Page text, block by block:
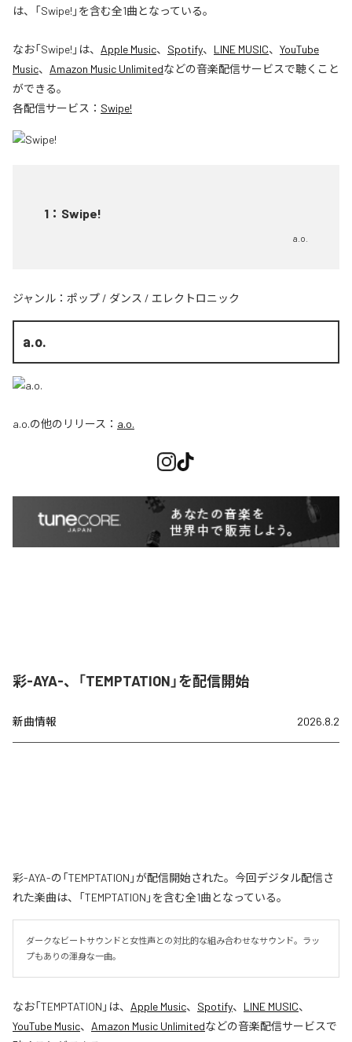
は、「Swipe!」を含む全1曲となっている。
なお「Swipe! 」は、 Apple Music、 Spotify、 LINE MUSIC、 YouTube
Music、 Amazon Music Unlimitedなどの音楽配信サービスで聴くこと
ができる。
各配信サービス： Swipe!
1 ： Swipe!
a.o.
ジャンル： ポップ / ダンス / エレクトロニック
a.o.
a.o.の他のリリース： a.o.
彩-AYA-、「TEMPTATION」を配信開始
新曲情報 2026.8.2
彩-AYA-の「TEMPTATION」が配信開始された。今回デジタル配信さ
れた楽曲は、「TEMPTATION」を含む全1曲となっている。
ダークなビートサウンドと女性声との対比的な組み合わせなサウンド。ラッ
プもありの渾身な一曲。
なお「TEMPTATION 」は、 Apple Music、 Spotify、 LINE MUSIC、
YouTube Music、 Amazon Music Unlimitedなどの音楽配信サービスで